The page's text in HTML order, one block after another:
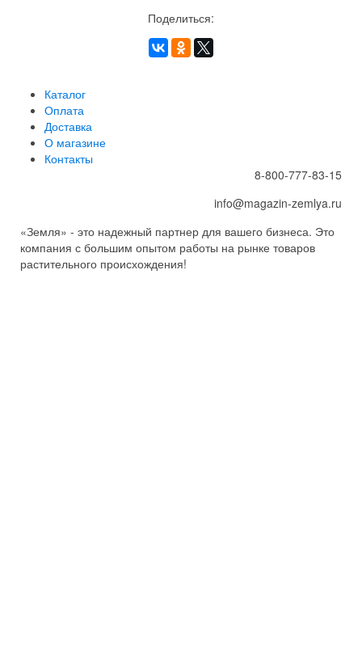
Поделиться:
Каталог
Оплата
Доставка
О магазине
Контакты
8-800-777-83-15
info@magazin-zemlya.ru
«Земля» - это надежный партнер для вашего бизнеса. Это
компания с большим опытом работы на рынке товаров
растительного происхождения!